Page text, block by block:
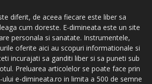
diferit, de aceea fiecare este liber sa
cum doreste. E-dimineata este un site
personala si sanatate. Instrumentele,
oferite aici au scopuri informationale si
incurajati sa ganditi liber si sa puneti sub
Preluarea articolelor se poate face prin
e-dimineata.ro in limita a 500 de semne